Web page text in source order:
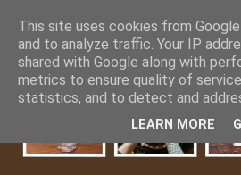
This site uses cookies from
and to analyze traffic. Your IP
shared with Google along with
metrics to ensure quality of
statistics, and to detect and
LEARN MORE